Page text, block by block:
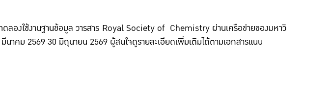
งใช้งานฐานข้อมูล วารสาร Royal Society of Chemistry ผ่านเครือข่ายของมหาวิ
ม 2569 30 มิถุนายน 2569 ผู้สนใจดูรายละเอียดเพิ่มเติมได้ตามเอกสารแนบ